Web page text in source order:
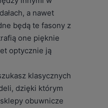
a nawet
będą te fasony z
one pięknie
optycznie ją
klasycznych
dzięki którym
obuwnicze